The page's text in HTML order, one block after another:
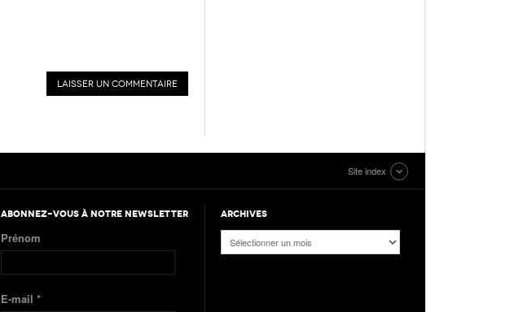
Site index
ABONNEZ-VOUS À NOTRE NEWSLETTER
Prénom
E-mail *
ARCHIVES
Archives